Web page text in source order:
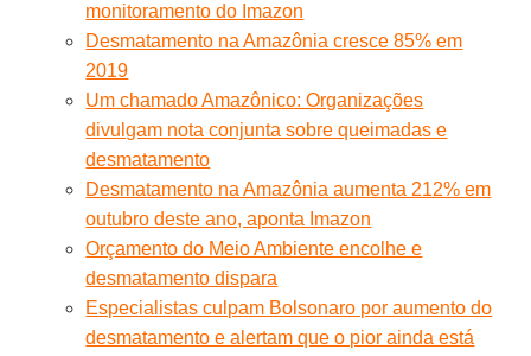
monitoramento do Imazon
Desmatamento na Amazônia cresce 85% em
2019
Um chamado Amazônico: Organizações
divulgam nota conjunta sobre queimadas e
desmatamento
Desmatamento na Amazônia aumenta 212% em
outubro deste ano, aponta Imazon
Orçamento do Meio Ambiente encolhe e
desmatamento dispara
Especialistas culpam Bolsonaro por aumento do
desmatamento e alertam que o pior ainda está